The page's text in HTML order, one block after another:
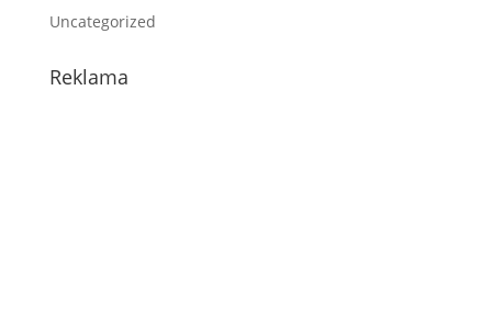
Uncategorized
Reklama